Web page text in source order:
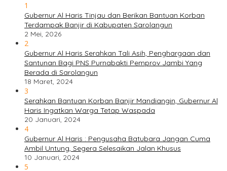
1
Gubernur Al Haris Tinjau dan Berikan Bantuan Korban
Terdampak Banjir di Kabupaten Sarolangun
2 Mei, 2026
2
Gubernur Al Haris Serahkan Tali Asih, Penghargaan dan
Santunan Bagi PNS Purnabakti Pemprov Jambi Yang
Berada di Sarolangun
18 Maret, 2024
3
Serahkan Bantuan Korban Banjir Mandiangin, Gubernur Al
Haris Ingatkan Warga Tetap Waspada
20 Januari, 2024
4
Gubernur Al Haris : Pengusaha Batubara Jangan Cuma
Ambil Untung, Segera Selesaikan Jalan Khusus
10 Januari, 2024
5